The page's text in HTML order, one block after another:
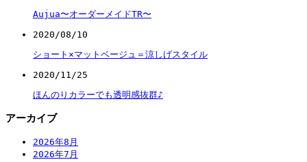
Aujua〜オーダーメイドTR〜
2020/08/10
ショート×マットベージュ＝涼しげスタイル
2020/11/25
ほんのりカラーでも透明感抜群♪
アーカイブ
2026年8月
2026年7月